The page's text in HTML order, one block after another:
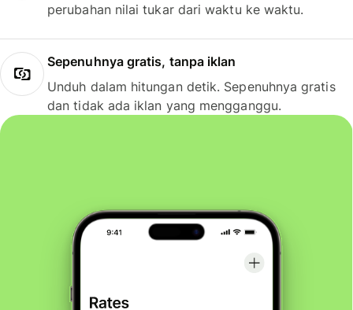
perubahan nilai tukar dari waktu ke waktu.
Sepenuhnya gratis, tanpa iklan
Unduh dalam hitungan detik. Sepenuhnya gratis
dan tidak ada iklan yang mengganggu.